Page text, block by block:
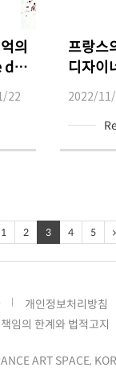
의
de
22
프랑스
디자이
공예 융
《아홉
2022/
1 2 3 4 5
개인정보처리방침
책임의 한계와 법적고지
ART SPACE,